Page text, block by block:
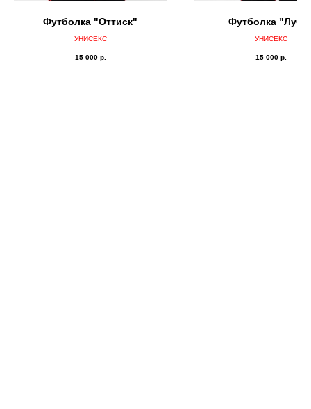
Футболка "Оттиск"
УНИСЕКС
15 000 р.
Футболка
УНИСЕКС
15 000 р.